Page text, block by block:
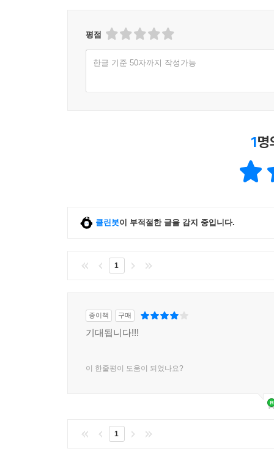
평점
한글 기준 50자까지 작성가능
1명
클린봇이 부적절한 글을 감지 중입니다.
1
종이책 구매
기대됩니다!!!
이 한줄평이 도움이 되었나요?
1